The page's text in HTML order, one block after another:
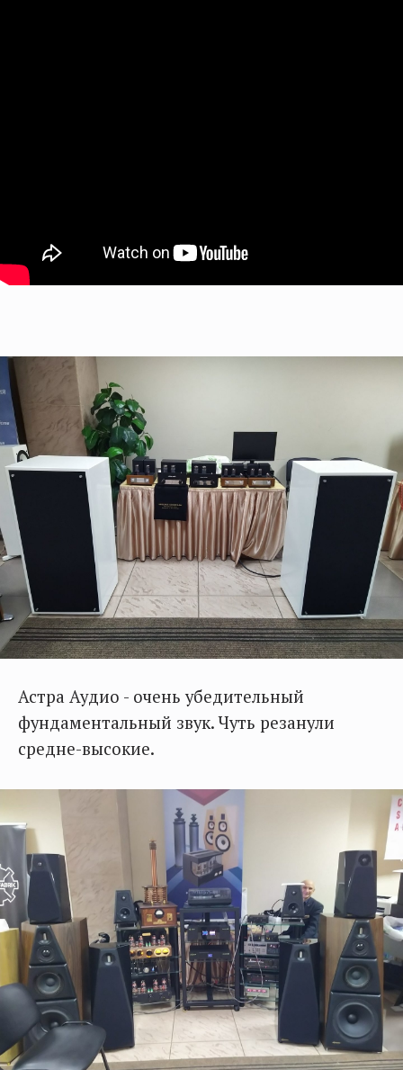
Астра Аудио - очень убедительный
фундаментальный звук. Чуть резанули
средне-высокие.